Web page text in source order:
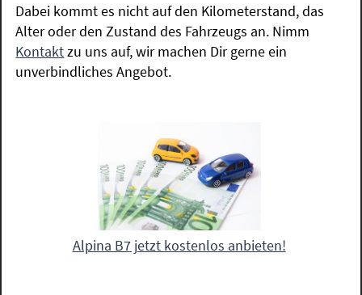
Dabei kommt es nicht auf den Kilometerstand, das
Alter oder den Zustand des Fahrzeugs an. Nimm
Kontaktzu uns auf, wir machen Dir gerne ein
unverbindliches Angebot.
Alpina B7 jetzt kostenlos anbieten!